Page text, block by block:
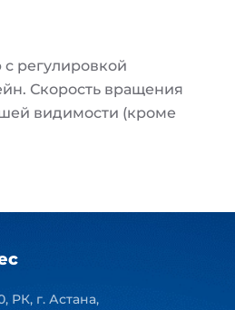
регулировкой
Скорость вращения
видимости (кроме
РК, г. Астана,